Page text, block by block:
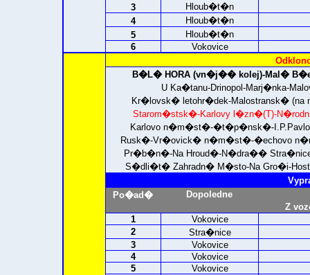
3
Hloub�t�n
4
Hloub�t�n
5
Hloub�t�n
6
Vokovice
B�L� HORA (vn�j�� kolej)-Mal�
U Ka�tanu-Drinopol-Marj�nka-
Kr�lovsk� letohr�dek-Malostransk� (na
Starom�stsk�-Karlovy l�zn�(T)-
Karlovo n�m�st�-�t�p�nsk�-
Rusk�-Vr�ovick� n�m�st�-�echovo
Pr�b�n�-Na Hroud�-N�dra��
S�dli�t� Zahradn� M�sto-Na Gro�i-
Po�ad�
Dopoledne
Z
1
Vokovice
2
Stra�nice
3
Vokovice
4
Vokovice
5
Vokovice